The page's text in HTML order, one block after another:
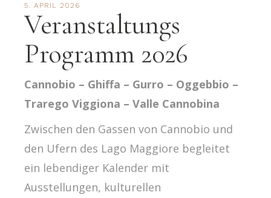
5. APRIL 2026
Veranstaltungs
Programm 2026
Cannobio – Ghiffa – Gurro – Oggebbio –
Trarego Viggiona – Valle Cannobina
Zwischen den Gassen von Cannobio und
den Ufern des Lago Maggiore begleitet
ein lebendiger Kalender mit
Ausstellungen, kulturellen